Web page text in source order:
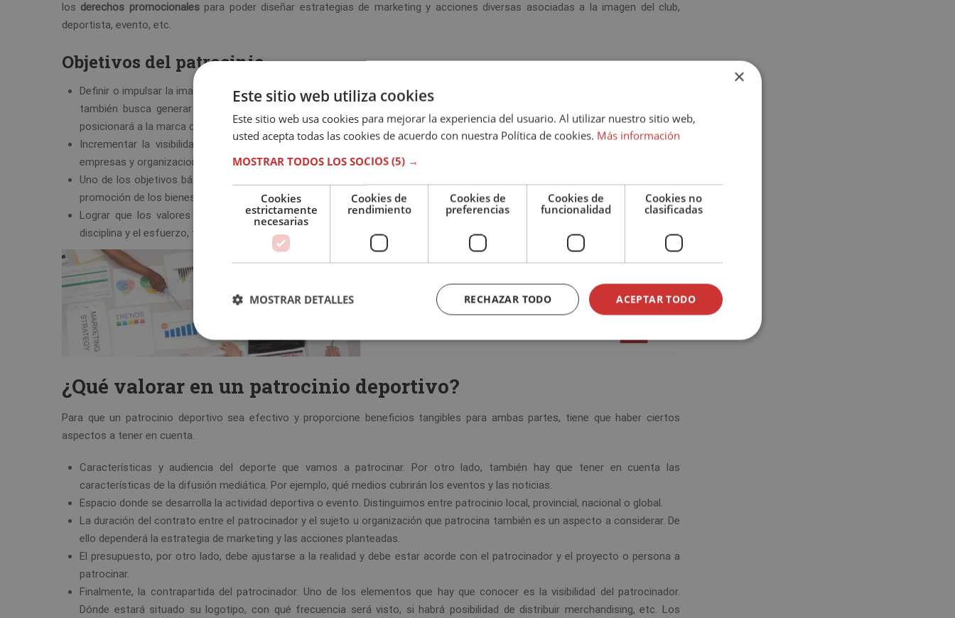
los derechos promocionalespara poder diseñar estrategias de marketing y acciones diversas asociadas a la imagen del club,
deportista, evento, etc.
Objetivos del patrocinio
Definir o impulsar la imagen de la marca para que sea percibida de forma positiva y logre un buen posicionamiento. Asimismo,
también busca generar mayor valor de marca para la empresa. Este hecho transmite seguridad a otros usuarios, lo que
posicionará a la marca como una de las favoritas.
Incrementar la visibilidad de la marca en diversos canales y aumentar las relaciones públicas de la compañía con otras
empresas y organizaciones.
Uno de los objetivos básicos es incrementar las ventas de los productos o servicios de la marca. En los eventos se busca la
promoción de los bienes que la marca ofrece.
Lograr que los valores del deporte sean asociados a la marca. En la sociedad, los valores que rigen el deporte, como la
disciplina y el esfuerzo, tienen un peso importante.
¿Qué valorar en un patrocinio deportivo?
Para que un patrocinio deportivo sea efectivo y proporcione beneficios tangibles para ambas partes, tiene que haber ciertos
aspectos a tener en cuenta.
Características y audiencia del deporte que vamos a patrocinar. Por otro lado, también hay que tener en cuenta las
características de la difusión mediática. Por ejemplo, qué medios cubrirán los eventos y las noticias.
Espacio donde se desarrolla la actividad deportiva o evento. Distinguimos entre patrocinio local, provincial, nacional o global.
La duración del contrato entre el patrocinador y el sujeto u organización que patrocina también es un aspecto a considerar. De
ello dependerá la estrategia de marketing y las acciones planteadas.
El presupuesto, por otro lado, debe ajustarse a la realidad y debe estar acorde con el patrocinador y el proyecto o persona a
patrocinar.
Finalmente, la contrapartida del patrocinador. Uno de los elementos que hay que conocer es la visibilidad del patrocinador.
Dónde estará situado su logotipo, con qué frecuencia será visto, si habrá posibilidad de distribuir merchandising, etc. Los
×
Este sitio web utiliza cookies
Este sitio web usa cookies para mejorar la experiencia del usuario. Al utilizar nuestro sitio web,
usted acepta todas las cookies de acuerdo con nuestra Política de cookies. Más información
MOSTRAR TODOS LOS SOCIOS (5) →
Cookies
estrictamente
necesarias
Cookies de
rendimiento
Cookies de
preferencias
Cookies de
funcionalidad
Cookies no
clasificadas
ACEPTAR TODO
RECHAZAR TODO
MOSTRAR DETALLES